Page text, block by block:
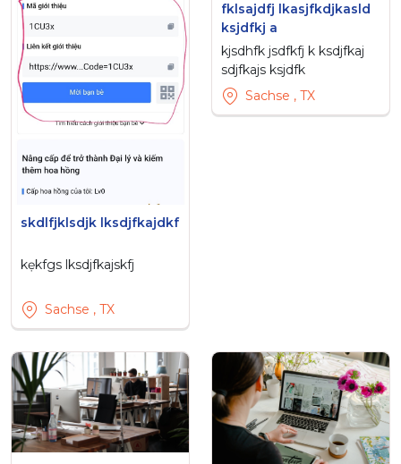
skdlfjklsdjk lksdjfkajdkf
kẹkfgs lksdjfkajskfj
Sachse , TX
fklsajdfj lkasjfkdjkasld
ksjdfkj a
kjsdhfk jsdfkfj k ksdjfkaj
sdjfkajs ksjdfk
Sachse , TX